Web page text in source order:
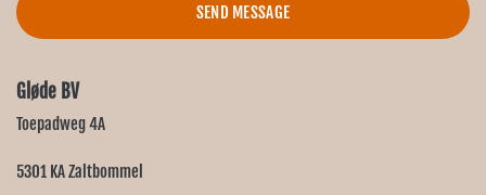
SEND MESSAGE
Gløde BV
Toepadweg 4A
5301 KA Zaltbommel